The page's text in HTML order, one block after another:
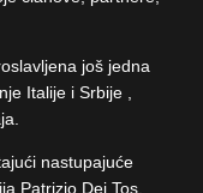
još jedna
Italije i Srbije ,
nastupajuće
Patrizio Dei Tos,